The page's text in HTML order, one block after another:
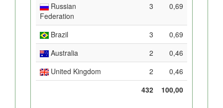
Russian
Federation
3 0,69
Brazil 3
0,69
Australia
2
0,46
United Kingdom
2
0,46
432
100,00